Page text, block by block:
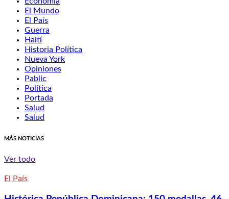
El Mundo
El País
Guerra
Haití
Historia Política
Nueva York
Opiniones
Pablic
Política
Portada
Salud
Salud
MÁS NOTICIAS
Ver todo
El País